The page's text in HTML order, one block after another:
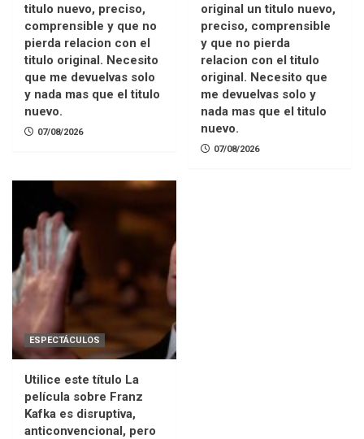
titulo nuevo, preciso,
comprensible y que no
pierda relacion con el
titulo original. Necesito
que me devuelvas solo
y nada mas que el titulo
nuevo.
07/08/2026
original un titulo nuevo,
preciso, comprensible
y que no pierda
relacion con el titulo
original. Necesito que
me devuelvas solo y
nada mas que el titulo
nuevo.
07/08/2026
ESPECTÁCULOS
Utilice este título La
película sobre Franz
Kafka es disruptiva,
anticonvencional, pero